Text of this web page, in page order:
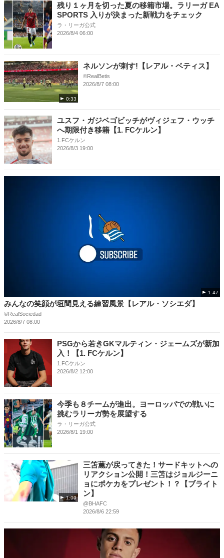
残り１ヶ月を切った夏の移籍市場。ラリーガ EA
SPORTS 入りが決まった新戦力をチェック
ラ・リーガ公式
2026/8/4 06:00
0:33
ネルソンが刺す!【レアル・ベティス】
©RealBetis
2026/8/7 08:00
ユスフ・ガジベゴビッチがヴィジェフ・ウッチ
へ期限付き移籍【1. FCケルン】
1.FCケルン
2026/8/3 19:00
1:47
みんなの笑顔が垣間見える練習風景【レアル・ソシエダ】
©RealSociedad
2026/8/7 08:00
PSGから若きGKマルティン・ジェームズが新加
入！【1. FCケルン】
1.FCケルン
2026/8/2 12:00
今季も８チームが進出。ヨーロッパでの戦いに
挑むラリーガ勢を展望する
ラ・リーガ公式
2026/8/1 19:00
1:09
三笘薫が戻ってきた！サードキットへの
リアクション公開！三笘はジョルジーニ
ョにポケカをプレゼント！？【ブライト
ン】
@BHAFC
2026/8/6 22:59